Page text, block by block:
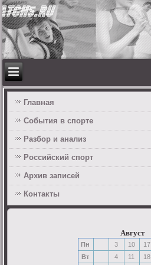
Главная
События в спорте
Разбор и анализ
Российский спорт
Архив записей
Контакты
Август
Пн 3 10 17
Вт
4 11 18